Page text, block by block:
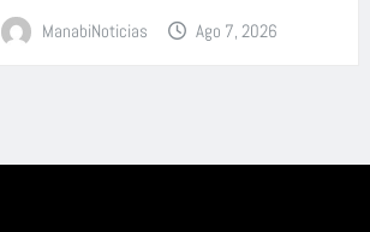
ManabiNoticias Ago 7, 2026